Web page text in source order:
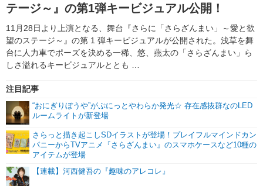
グッズ イベント
声優 コスプレ
舞台 新帝スタ
ラキりす
番組・動画一覧 ラジオ
動画
連載・ブログ
連載・ブログ一覧 コラム
編集部ブログ・お知らせ
テージ～』の第1弾キービジュアル公開！
11月28日より上演となる、舞台『さらに「さらざんまい」～愛と欲
望のステージ～』の第 1 弾キービジュアルが公開された。浅草を舞
台に人力車でポーズを決める一稀、悠、燕太の「さらざんまい」ら
しさ溢れるキービジュアルととも …
注目記事
“おにぎりぼうや”がぷにっとやわらか発光☆ 存在感抜群なのLED
ルームライトが新登場
さらっと描き起こしSDイラストが登場！プレイフルマインドカン
パニーからTVアニメ『さらざんまい』のスマホケースなど10種の
アイテムが登場
【連載】河西健吾の『趣味のアレコレ』